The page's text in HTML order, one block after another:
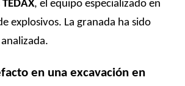
TEDAX, el equipo especializado en
explosivos. La granada ha sido
en una excavación en